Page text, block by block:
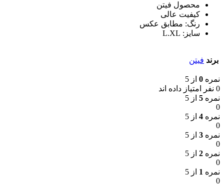
محصول فیتن
کیفیت عالی
رنگ: مطابق عکس
سایز: L.XL
برند فیتن
نمره 0 از 5
0 نفر امتیاز داده اند
نمره 5 از 5
0
نمره 4 از 5
0
نمره 3 از 5
0
نمره 2 از 5
0
نمره 1 از 5
0